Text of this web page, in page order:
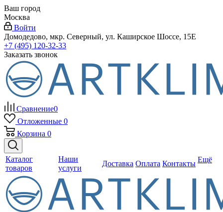
Ваш город
Москва
Войти
Домодедово, мкр. Северный, ул. Каширское Шоссе, 15Е
+7 (495) 120-32-33
Заказать звонок
Сравнение0
Отложенные 0
Корзина 0
Каталог
товаров
Наши
услуги
Доставка Оплата Контакты Ещё